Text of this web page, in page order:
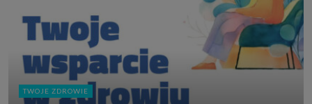
TWOJE ZDROWIE